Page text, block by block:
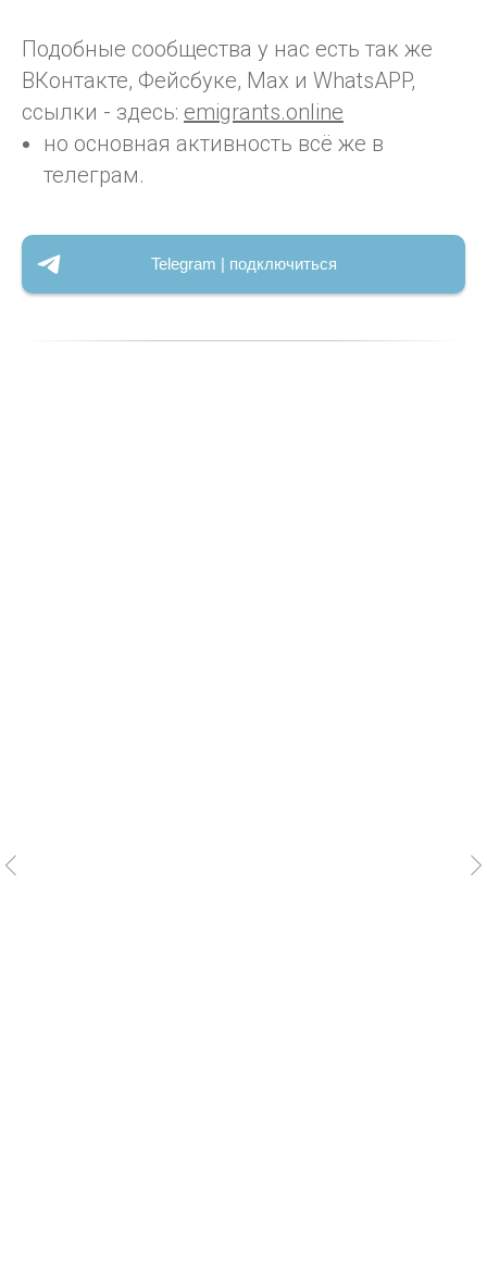
Подобные сообщества у нас есть так же
ВКонтакте, Фейсбуке, Max и WhatsAPP,
ссылки - здесь: emigrants.online
но основная активность всё же в
телеграм.
Telegram | подключиться